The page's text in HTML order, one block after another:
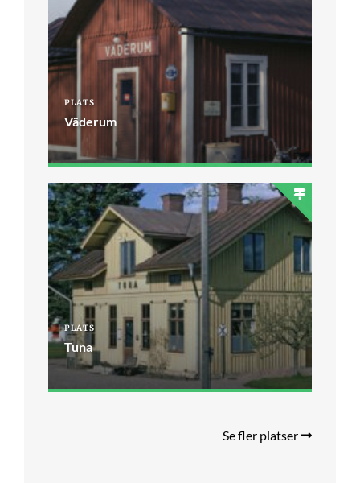
PLATS
Väderum
PLATS
Tuna
Se fler platser